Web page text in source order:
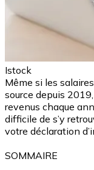
Istock
Même si les
source depuis
revenus chaque
difficile de s’y
votre déclaration
SOMMAIRE